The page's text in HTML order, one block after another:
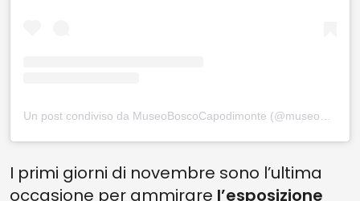
I primi giorni di novembre sono l’ultima
occasione per ammirare l’esposizione